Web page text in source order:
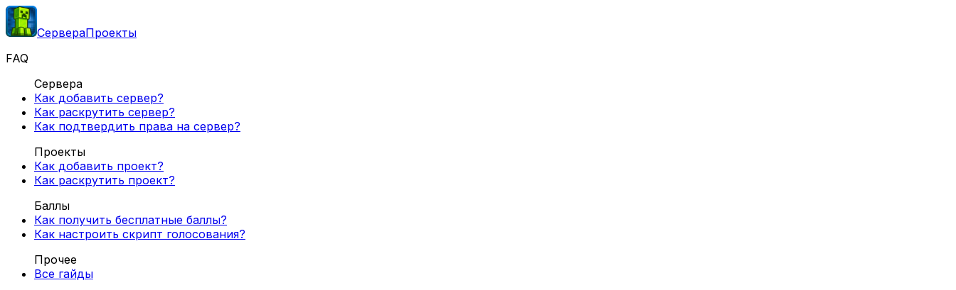
СервераПроекты
FAQ
Сервера
Как добавить сервер?
Как раскрутить сервер?
Как подтвердить права на сервер?
Проекты
Как добавить проект?
Как раскрутить проект?
Баллы
Как получить бесплатные баллы?
Как настроить скрипт голосования?
Прочее
Все гайды